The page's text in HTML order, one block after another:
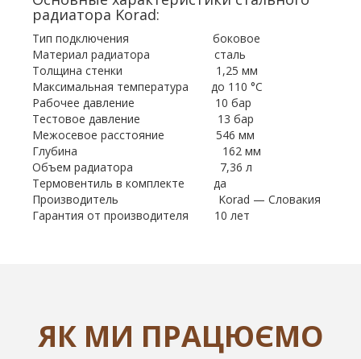
радиатора Korad:
Тип подключения боковое
Материал радиатора сталь
Толщина стенки 1,25 мм
Максимальная температура до 110 °С
Рабочее давление 10 бар
Тестовое давление 13 бар
Межосевое расстояние 546 мм
Глубина 162 мм
Объем радиатора 7,36 л
Термовентиль в комплекте да
Производитель Korad — Словакия
Гарантия от производителя 10 лет
ЯК МИ ПРАЦЮЄМО